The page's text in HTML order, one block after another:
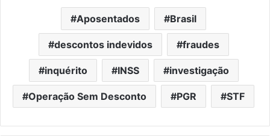
Aposentados Brasil
descontos indevidos fraudes
inquérito INSS investigação
Operação Sem Desconto PGR STF